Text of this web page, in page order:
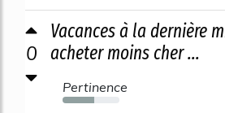
0
Vacances à la dernière
acheter moins cher ...
Pertinence
56%